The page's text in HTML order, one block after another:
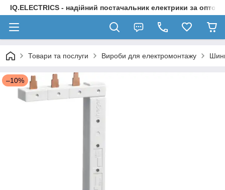
IQ.ELECTRICS - надійний постачальник електрики за
Товари та послуги Вироби для електромонтажу
–10%